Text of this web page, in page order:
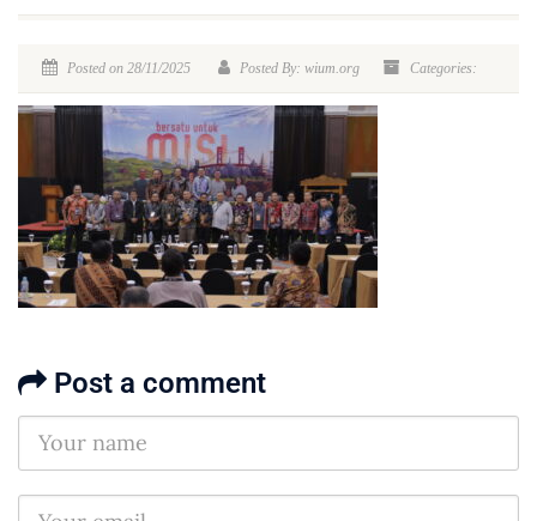
Posted on 28/11/2025 Posted By: wium.org Categories:
Post a comment